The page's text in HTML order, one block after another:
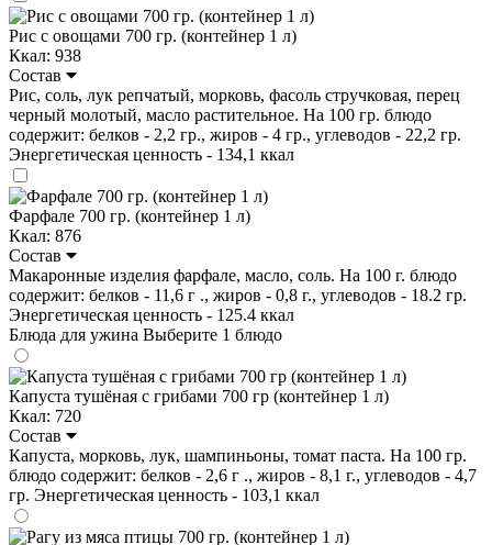
Рис с овощами 700 гр. (контейнер 1 л)
Ккал: 938
Состав
Рис, соль, лук репчатый, морковь, фасоль стручковая, перец
черный молотый, масло растительное. На 100 гр. блюдо
содержит: белков - 2,2 гр., жиров - 4 гр., углеводов - 22,2 гр.
Энергетическая ценность - 134,1 ккал
Фарфале 700 гр. (контейнер 1 л)
Ккал: 876
Состав
Макаронные изделия фарфале, масло, соль. На 100 г. блюдо
содержит: белков - 11,6 г ., жиров - 0,8 г., углеводов - 18.2 гр.
Энергетическая ценность - 125.4 ккал
Блюда для ужина Выберите 1 блюдо
Капуста тушёная с грибами 700 гр (контейнер 1 л)
Ккал: 720
Состав
Капуста, морковь, лук, шампиньоны, томат паста. На 100 гр.
блюдо содержит: белков - 2,6 г ., жиров - 8,1 г., углеводов - 4,7
гр. Энергетическая ценность - 103,1 ккал